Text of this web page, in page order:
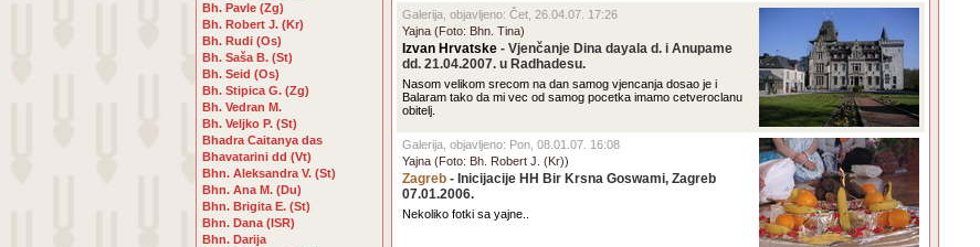
Bh. Pavle (Zg)
Bh. Robert J. (Kr)
Bh. Rudi (Os)
Bh. Saša B. (St)
Bh. Seid (Os)
Bh. Stipica G. (Zg)
Bh. Vedran M.
Bh. Veljko P. (St)
Bhadra Caitanya das
Bhavatarini dd (Vt)
Bhn. Aleksandra V. (St)
Bhn. Ana M. (Du)
Bhn. Brigita E. (St)
Bhn. Dana (ISR)
Bhn. Darija
Galerija, objavljeno: Čet, 26.04.07. 17:26
Yajna (Foto: Bhn. Tina)
Izvan Hrvatske - Vjenčanje Dina dayala d. i Anupame
dd. 21.04.2007. u Radhadesu.
Nasom velikom srecom na dan samog vjencanja dosao je i
Balaram tako da mi vec od samog pocetka imamo cetveroclanu
obitelj.
Galerija, objavljeno: Pon, 08.01.07. 16:08
Yajna (Foto: Bh. Robert J. (Kr))
Zagreb - Inicijacije HH Bir Krsna Goswami, Zagreb
07.01.2006.
Nekoliko fotki sa yajne..